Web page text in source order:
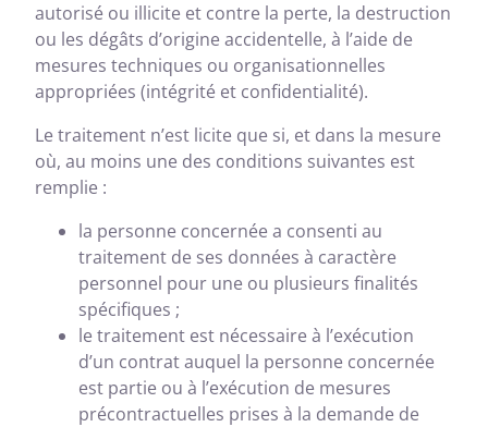
autorisé ou illicite et contre la perte, la destruction
ou les dégâts d’origine accidentelle, à l’aide de
mesures techniques ou organisationnelles
appropriées (intégrité et confidentialité).
Le traitement n’est licite que si, et dans la mesure
où, au moins une des conditions suivantes est
remplie :
la personne concernée a consenti au
traitement de ses données à caractère
personnel pour une ou plusieurs finalités
spécifiques ;
le traitement est nécessaire à l’exécution
d’un contrat auquel la personne concernée
est partie ou à l’exécution de mesures
précontractuelles prises à la demande de